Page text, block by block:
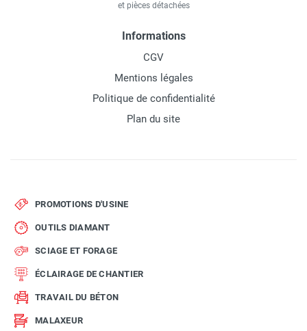
et pièces détachées
Informations
CGV
Mentions légales
Politique de confidentialité
Plan du site
PROMOTIONS D'USINE
OUTILS DIAMANT
SCIAGE ET FORAGE
ÉCLAIRAGE DE CHANTIER
TRAVAIL DU BÉTON
MALAXEUR